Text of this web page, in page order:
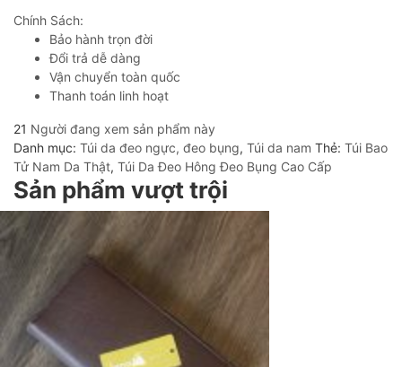
Chính Sách:
Bảo hành trọn đời
Đổi trả dễ dàng
Vận chuyển toàn quốc
Thanh toán linh hoạt
21 Người đang xem sản phẩm này
Danh mục: Túi da đeo ngực, đeo bụng, Túi da nam Thẻ: Túi Bao
Tử Nam Da Thật, Túi Da Đeo Hông Đeo Bụng Cao Cấp
Sản phẩm vượt trội